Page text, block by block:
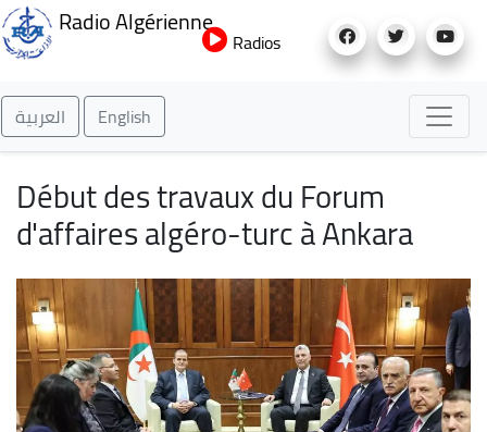
au
Radio Algérienne
Radios
العربية English
Début des travaux du Forum
d'affaires algéro-turc à Ankara